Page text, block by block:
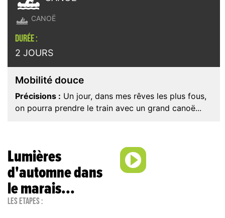
 CANOË
DURÉE :
2 JOURS
Mobilité douce
Précisions : Un jour, dans mes rêves les plus fous,
on pourra prendre le train avec un grand canoë...
Lumières
d'automne dans
le marais...
Les étapes :